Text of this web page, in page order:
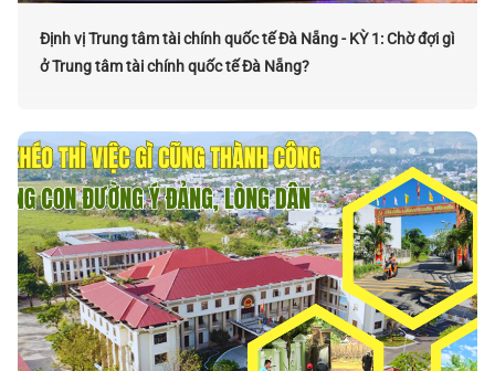
Định vị Trung tâm tài chính quốc tế Đà Nẵng - KỲ 1: Chờ đợi gì
ở Trung tâm tài chính quốc tế Đà Nẵng?